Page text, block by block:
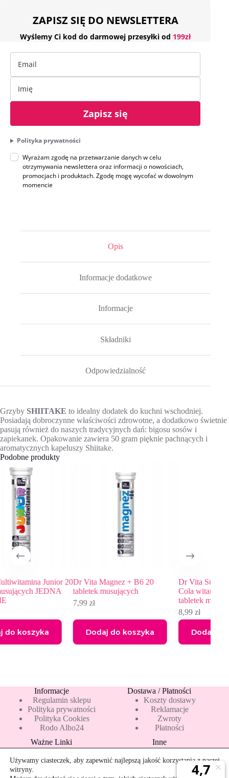
ZAPISZ SIĘ DO NEWSLETTERA
Wyślemy Ci kod do darmowej przesyłki od 199zł
Zapisz się
Polityka prywatności
Wyrażam zgodę na przetwarzanie danych w celu
otrzymywania newslettera oraz informacji o nowościach,
promocjach i produktach. Zgodę mogę wycofać w dowolnym
momencie
Opis
Informacje dodatkowe
Informacje
Składniki
Odpowiedzialność
Grzyby SHIITAKE to idealny dodatek do kuchni wschodniej.
Posiadają dobroczynne właściwości zdrowotne, a dodatkowo świetnie
pasują również do naszych tradycyjnych dań: bigosu sosów i
zapiekanek. Opakowanie zawiera 50 gram pięknie pachnących i
aromatycznych kapeluszy Shiitake.
Podobne produkty
20Dr Vita Magnez + B6 20
tabletek musujących
Dodaj do koszyka
Dr Vita Suplement diety Dr
Cola witaminy E C B 20
tabletek musujących
Dodaj do koszyka
Informacje
Regulamin sklepu
Polityka prywatności
Polityka Cookies
Rodo Albo24
Dostawa / Płatności
Koszty dostawy
Reklamacje
Zwroty
Płatności
Ważne Linki
Blog
Nowości
Inne
Pakiety 10 mleka
Mapa strony
Rekomendowane
Używamy ciasteczek, aby zapewnić najlepszą jakość korzystania z naszej
witryny.